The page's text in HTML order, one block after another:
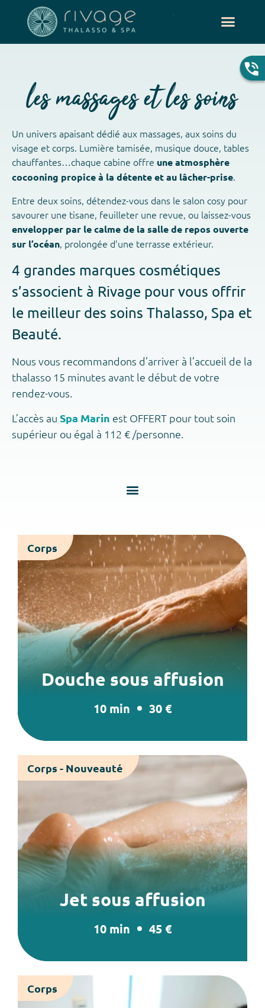
les massages et les soins
Un univers apaisant dédié aux massages, aux soins du
visage et corps. Lumière tamisée, musique douce, tables
chauffantes…chaque cabine offre une atmosphère
cocooning propice à la détente et au lâcher-prise.
Entre deux soins, détendez-vous dans le salon cosy pour
savourer une tisane, feuilleter une revue, ou laissez-vous
envelopper par le calme de la salle de repos ouverte
sur l’océan, prolongée d’une terrasse extérieur.
4 grandes marques cosmétiques
s’associent à Rivage pour vous offrir
le meilleur des soins Thalasso, Spa et
Beauté.
Nous vous recommandons d’arriver à l’accueil de la
thalasso 15 minutes avant le début de votre
rendez-vous.
L’accès au Spa Marin est OFFERT pour tout soin
supérieur ou égal à 112 € /personne.
Corps
Douche sous affusion
10 min 30 €
Corps - Nouveauté
Jet sous affusion
10 min 45 €
Corps